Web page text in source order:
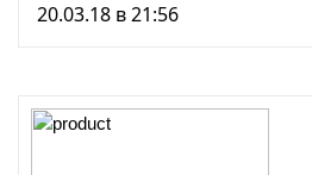
20.03.18 в 21:56